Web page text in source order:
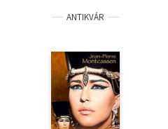
ANTIKVÁR